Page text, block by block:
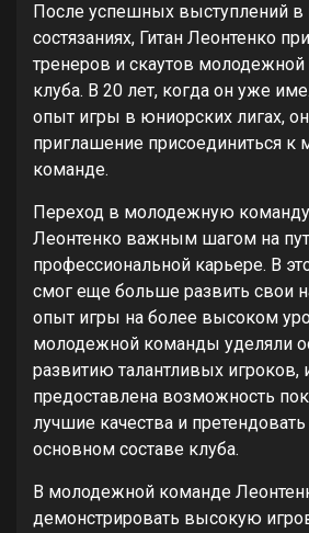
После успешных выступлений
состязаниях, Гитан Леонтенко
тренеров и скаутов
клуба. В 20 лет, когда он уже
опыт игры в юниорских лигах,
приглашение присоединиться к
команде.
Переход в молодежную команду
Леонтенко важным шагом на
профессиональной карьере. В
смог еще больше развить свои
опыт игры на более высоком
молодежной команды уделяли
развитию талантливых игроков,
предоставлена возможность
лучшие качества и
основном составе клуба.
В молодежной команде
демонстрировать высокую